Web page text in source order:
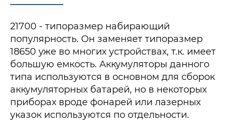
21700 - типоразмер набирающий
популярность. Он заменяет типоразмер
18650 уже во многих устройствах, т.к. имеет
большую емкость. Аккумуляторы данного
типа используются в основном для сборок
аккумуляторных батарей, но в некоторых
приборах вроде фонарей или лазерных
указок используются по отдельности.